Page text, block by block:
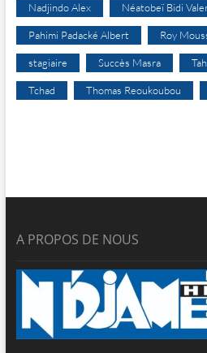
Nadjindo Alex Néatobeï Bidi
Pahimi Padacké Albert Roy
stagiaire Succès Masra
Tchad Thomas Reoukoubou
A PROPOS DE NOUS